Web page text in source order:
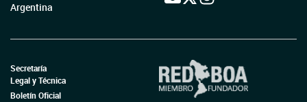
Argentina
Secretaría
Legal y Técnica
Boletín Oficial